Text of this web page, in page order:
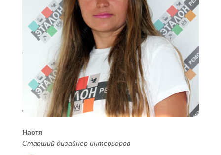
Настя
Старший дизайнер интерьеров